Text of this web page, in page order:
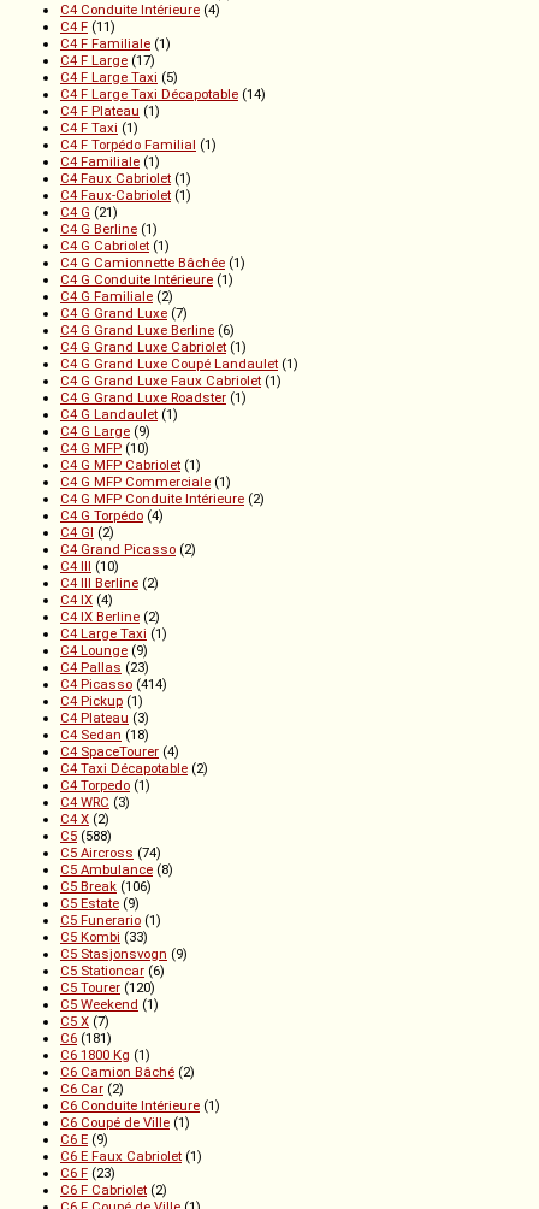
C4 Conduite Intérieure (4)
C4 F (11)
C4 F Familiale (1)
C4 F Large (17)
C4 F Large Taxi (5)
C4 F Large Taxi Décapotable (14)
C4 F Plateau (1)
C4 F Taxi (1)
C4 F Torpédo Familial (1)
C4 Familiale (1)
C4 Faux Cabriolet (1)
C4 Faux-Cabriolet (1)
C4 G (21)
C4 G Berline (1)
C4 G Cabriolet (1)
C4 G Camionnette Bâchée (1)
C4 G Conduite Intérieure (1)
C4 G Familiale (2)
C4 G Grand Luxe (7)
C4 G Grand Luxe Berline (6)
C4 G Grand Luxe Cabriolet (1)
C4 G Grand Luxe Coupé Landaulet (1)
C4 G Grand Luxe Faux Cabriolet (1)
C4 G Grand Luxe Roadster (1)
C4 G Landaulet (1)
C4 G Large (9)
C4 G MFP (10)
C4 G MFP Cabriolet (1)
C4 G MFP Commerciale (1)
C4 G MFP Conduite Intérieure (2)
C4 G Torpédo (4)
C4 GI (2)
C4 Grand Picasso (2)
C4 III (10)
C4 III Berline (2)
C4 IX (4)
C4 IX Berline (2)
C4 Large Taxi (1)
C4 Lounge (9)
C4 Pallas (23)
C4 Picasso (414)
C4 Pickup (1)
C4 Plateau (3)
C4 Sedan (18)
C4 SpaceTourer (4)
C4 Taxi Décapotable (2)
C4 Torpedo (1)
C4 WRC (3)
C4 X (2)
C5 (588)
C5 Aircross (74)
C5 Ambulance (8)
C5 Break (106)
C5 Estate (9)
C5 Funerario (1)
C5 Kombi (33)
C5 Stasjonsvogn (9)
C5 Stationcar (6)
C5 Tourer (120)
C5 Weekend (1)
C5 X (7)
C6 (181)
C6 1800 Kg (1)
C6 Camion Bâché (2)
C6 Car (2)
C6 Conduite Intérieure (1)
C6 Coupé de Ville (1)
C6 E (9)
C6 E Faux Cabriolet (1)
C6 F (23)
C6 F Cabriolet (2)